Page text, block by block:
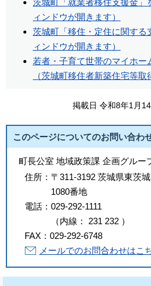
ィンドウが開きます）
茨城町「移住・定住に関する
ィンドウが開きます）
若者・子育て世帯のマイホー
（茨城町移住者新築住宅等取
掲載日 令和8年1月14
このページについてのお問い合わ
町長公室 地域政策課 企画グルー
住所： 〒311-3192 茨城県東茨
1080番地
電話： 029-292-1111
（内線 ： 231 232 ）
FAX： 029-292-6748
メールでのお問合わせはこ